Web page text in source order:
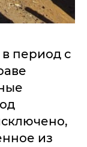
период с
из